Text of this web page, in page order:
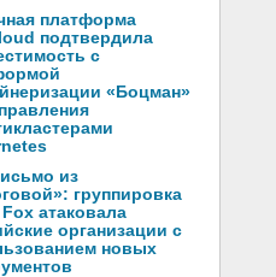
платформа
подтвердила
с
«Боцман»
из
группировка
атаковала
организации с
новых